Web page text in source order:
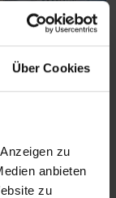
Über Cookies
zu
anbieten
zu